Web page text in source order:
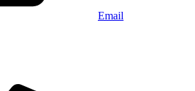
Email